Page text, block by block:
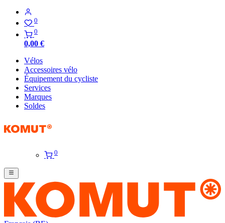
0
0
0,00 €
Vélos
Accessoires vélo
Équipement du cycliste
Services
Marques
Soldes
0